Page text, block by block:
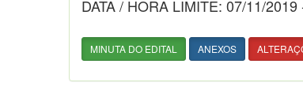
DATA / HORA LIMITE: 07/11/
MINUTA DO EDITAL ANEXOS